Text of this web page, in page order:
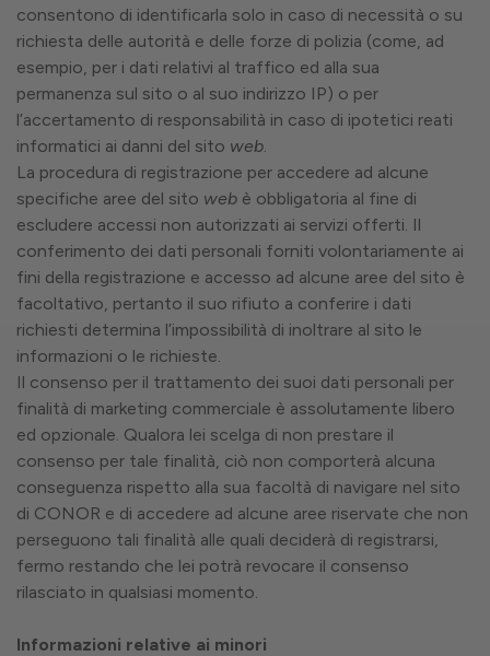
consentono di identificarla solo in caso di necessità o su
richiesta delle autorità e delle forze di polizia (come, ad
esempio, per i dati relativi al traffico ed alla sua
permanenza sul sito o al suo indirizzo IP) o per
l’accertamento di responsabilità in caso di ipotetici reati
informatici ai danni del sito web.
La procedura di registrazione per accedere ad alcune
specifiche aree del sito web è obbligatoria al fine di
escludere accessi non autorizzati ai servizi offerti. Il
conferimento dei dati personali forniti volontariamente ai
fini della registrazione e accesso ad alcune aree del sito è
facoltativo, pertanto il suo rifiuto a conferire i dati
richiesti determina l’impossibilità di inoltrare al sito le
informazioni o le richieste.
Il consenso per il trattamento dei suoi dati personali per
finalità di marketing commerciale è assolutamente libero
ed opzionale. Qualora lei scelga di non prestare il
consenso per tale finalità, ciò non comporterà alcuna
conseguenza rispetto alla sua facoltà di navigare nel sito
di CONOR e di accedere ad alcune aree riservate che non
perseguono tali finalità alle quali deciderà di registrarsi,
fermo restando che lei potrà revocare il consenso
rilasciato in qualsiasi momento.
Informazioni relative ai minori